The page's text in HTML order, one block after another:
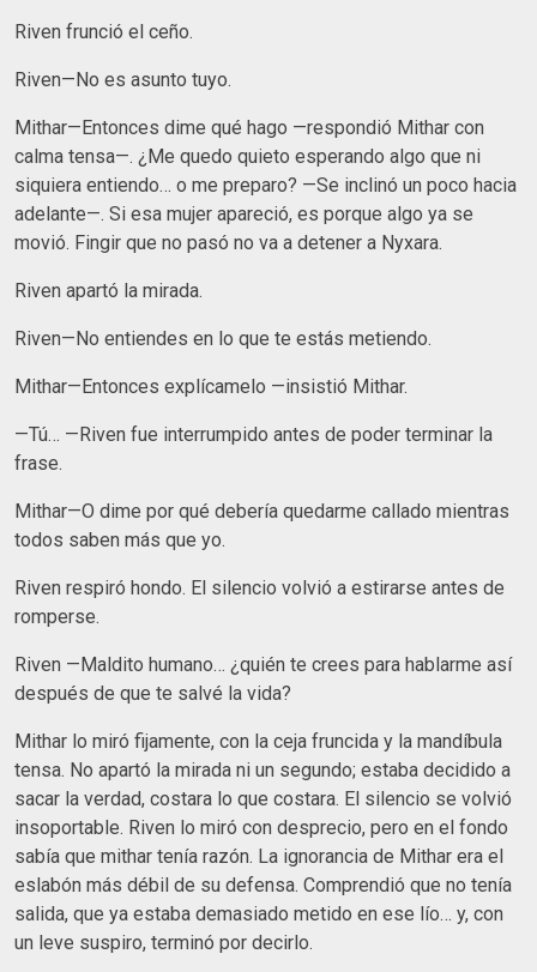
Riven frunció el ceño.
Riven—No es asunto tuyo.
Mithar—Entonces dime qué hago —respondió Mithar con
calma tensa—. ¿Me quedo quieto esperando algo que ni
siquiera entiendo… o me preparo? —Se inclinó un poco hacia
adelante—. Si esa mujer apareció, es porque algo ya se
movió. Fingir que no pasó no va a detener a Nyxara.
Riven apartó la mirada.
Riven—No entiendes en lo que te estás metiendo.
Mithar—Entonces explícamelo —insistió Mithar.
—Tú… —Riven fue interrumpido antes de poder terminar la
frase.
Mithar—O dime por qué debería quedarme callado mientras
todos saben más que yo.
Riven respiró hondo. El silencio volvió a estirarse antes de
romperse.
Riven —Maldito humano… ¿quién te crees para hablarme así
después de que te salvé la vida?
Mithar lo miró fijamente, con la ceja fruncida y la mandíbula
tensa. No apartó la mirada ni un segundo; estaba decidido a
sacar la verdad, costara lo que costara. El silencio se volvió
insoportable. Riven lo miró con desprecio, pero en el fondo
sabía que mithar tenía razón. La ignorancia de Mithar era el
eslabón más débil de su defensa. Comprendió que no tenía
salida, que ya estaba demasiado metido en ese lío… y, con
un leve suspiro, terminó por decirlo.